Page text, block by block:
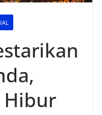
Hibur